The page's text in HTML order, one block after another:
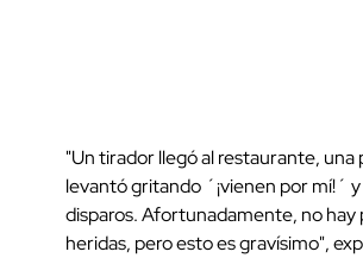
"Un tirador llegó al restaurante, una
levantó gritando ´¡vienen por mí!´
disparos. Afortunadamente, no hay
heridas, pero esto es gravísimo",